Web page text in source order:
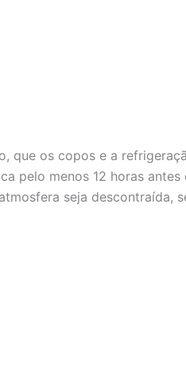
que os copos e a
pelo menos 12 horas
seja descontraída,